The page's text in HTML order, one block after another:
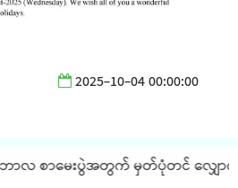
2025-10-04 00:00:00
ဘာလ စာမေးပွဲအတွက် မှတ်ပုံတင် လျှောက်ထ